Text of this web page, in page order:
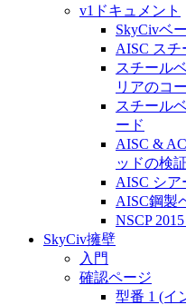
v1ドキュメント
SkyCivベ
AISC スチ
スチール
リアのコ
スチール
ード
AISC &
ッドの検証
AISC シア
AISC鋼製
NSCP
SkyCiv擁壁
入門
確認ページ
型番 1 (イ